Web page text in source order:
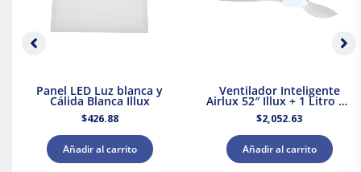
Panel LED Luz blanca y
Cálida Blanca Illux
$426.88
Añadir al carrito
Ventilador Inteligente
Airlux 52″ Illux + 1 Litro de
Pintura Blanca Acuario
$2,052.63
Añadir al carrito